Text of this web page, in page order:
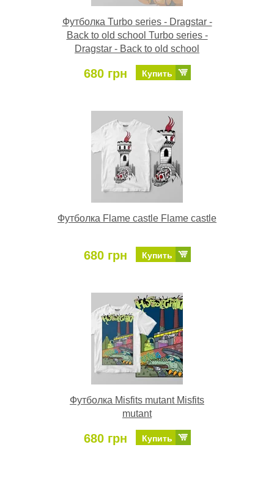
Футболка Turbo series - Dragstar -
Back to old school Turbo series -
Dragstar - Back to old school
680 грн Купить
Футболка Flame castle Flame castle
680 грн Купить
Футболка Misfits mutant Misfits
mutant
680 грн Купить